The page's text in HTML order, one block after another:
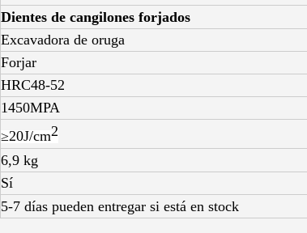
Dientes de cangilones forjados
Excavadora de oruga
Forjar
HRC48-52
1450MPA
≥20J/cm2
6,9 kg
Sí
5-7 días pueden entregar si está en stock